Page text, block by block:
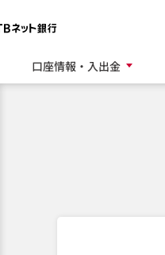
口座情報・入出金